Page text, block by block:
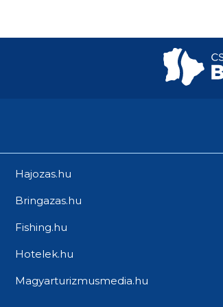
Hajozas.hu
Bringazas.hu
Fishing.hu
Hotelek.hu
Magyarturizmusmedia.hu